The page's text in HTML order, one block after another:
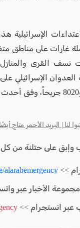
الإسرائيلية
غارات على مناطق
نسف القرى
لنا | البريد الأحمر متاح
وإبق على حتلنة من
>>
alarabemergency
مجموعة الأخبار عبر
عبر انستجرام >>